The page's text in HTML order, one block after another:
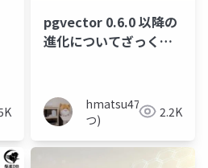
pgvector 0.6.0 以降の
進化についてざっくり
hmatsu47(ま
つ)
2.2K